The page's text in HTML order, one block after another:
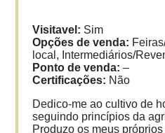
Visitavel: Sim
Opções de venda:
local, Intermediários/
Ponto de venda: –
Certificações: Não
Dedico-me ao cultivo de
seguindo princípios da
Produzo os meus